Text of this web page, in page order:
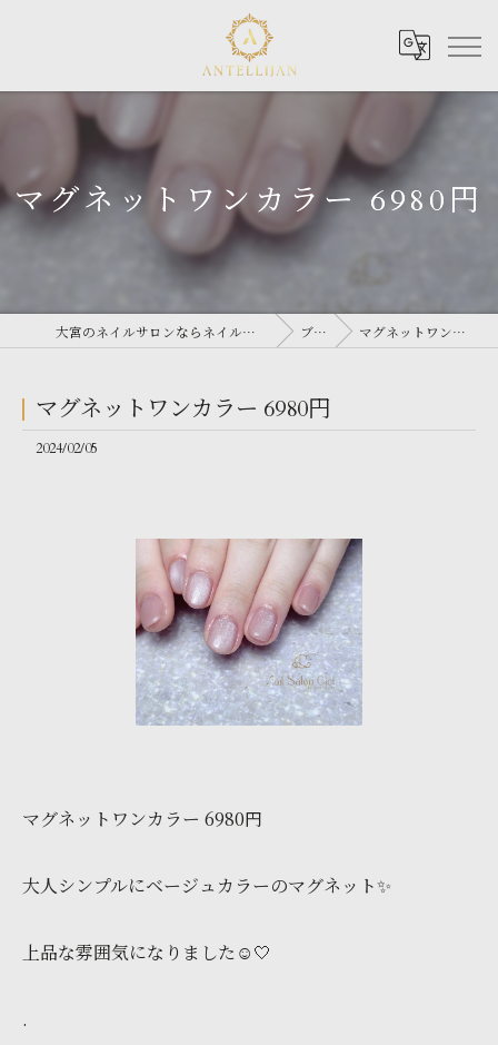
マグネットワンカラー 6980円
大宮のネイルサロンならネイルサロン Antellijan 大宮 ブログ マグネットワンカラー 6980円
マグネットワンカラー 6980円
2024/02/05
マグネットワンカラー 6980円
大人シンプルにベージュカラーのマグネット✨️
上品な雰囲気になりました☺️🤍
.